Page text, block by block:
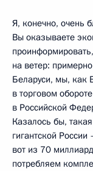
Я, конечно, очень
Вы оказываете
на ветер:
Беларуси, мы, как
в торговом
в Российской
Казалось бы,
гигантской
вот из 70
потребляем